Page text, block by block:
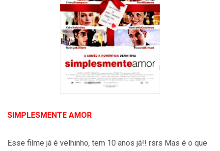
SIMPLESMENTE AMOR
Esse filme já é velhinho, tem 10 anos já!! rsrs Mas é o que